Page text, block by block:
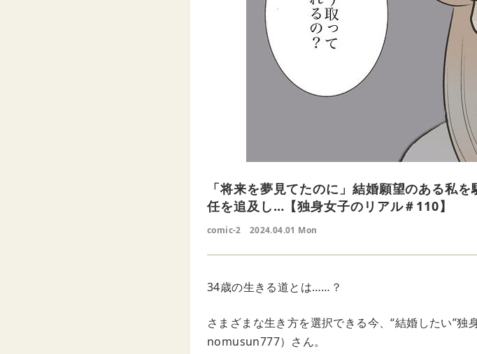
「将来を夢見てたのに」結婚願望のある私
任を追及し…【独身女子のリアル＃110】
comic-2 2024.04.01 Mon
34歳の生きる道とは……？
さまざまな生き方を選択できる今、“結婚したい”
nomusun777）さん。